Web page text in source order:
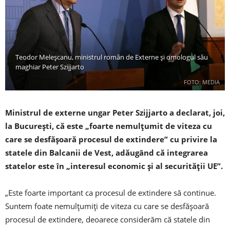
FOTO: MEDIA
Teodor Meleșcanu, ministrul român de Externe și omologul său
maghiar Peter Szijjarto
Ministrul de externe ungar Peter Szijjarto a declarat, joi,
la Bucureşti, că este „foarte nemulţumit de viteza cu
care se desfăşoară procesul de extindere” cu privire la
statele din Balcanii de Vest, adăugând că integrarea
statelor este în „interesul economic şi al securităţii UE”.
„Este foarte important ca procesul de extindere să continue.
Suntem foate nemulţumiţi de viteza cu care se desfăşoară
procesul de extindere, deoarece considerăm că statele din